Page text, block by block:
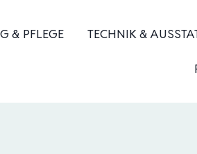
& PFLEGE TECHNIK &